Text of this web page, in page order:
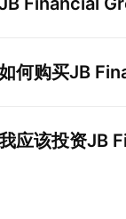
何购买JB
应该投资JB